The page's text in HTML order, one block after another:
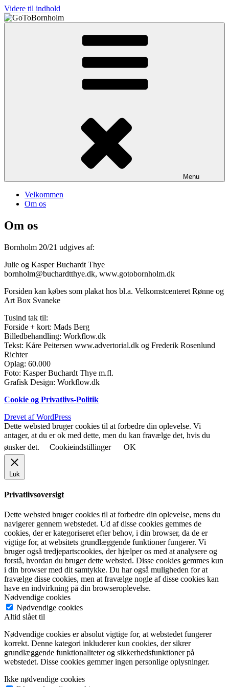
Videre til indhold
Menu
Velkommen
Om os
Om os
Bornholm 20/21 udgives af:
Julie og Kasper Buchardt Thye
bornholm@buchardtthye.dk, www.gotobornholm.dk
Forsiden kan købes som plakat hos bl.a. Velkomstcenteret Rønne og
Art Box Svaneke
Tusind tak til:
Forside + kort: Mads Berg
Billedbehandling: Workflow.dk
Tekst: Kåre Peitersen www.advertorial.dk og Frederik Rosenlund
Richter
Oplag: 60.000
Foto: Kasper Buchardt Thye m.fl.
Grafisk Design: Workflow.dk
Cookie og Privatlivs-Politik
Drevet af WordPress
Dette websted bruger cookies til at forbedre din oplevelse. Vi
antager, at du er ok med dette, men du kan fravælge det, hvis du
ønsker det.
Cookieindstillinger OK
Luk
Privatlivsoversigt
Dette websted bruger cookies til at forbedre din oplevelse, mens du
navigerer gennem webstedet. Ud af disse cookies gemmes de
cookies, der er kategoriseret efter behov, i din browser, da de er
vigtige for, at websitets grundlæggende funktioner fungerer. Vi
bruger også tredjepartscookies, der hjælper os med at analysere og
forstå, hvordan du bruger dette websted. Disse cookies gemmes kun
i din browser med dit samtykke. Du har også muligheden for at
fravælge disse cookies, men at fravælge nogle af disse cookies kan
have en indvirkning på din browseroplevelse.
Nødvendige cookies
Nødvendige cookies
Altid slået til
Nødvendige cookies er absolut vigtige for, at webstedet fungerer
korrekt. Denne kategori inkluderer kun cookies, der sikrer
grundlæggende funktionaliteter og sikkerhedsfunktioner på
webstedet. Disse cookies gemmer ingen personlige oplysninger.
Ikke nødvendige cookies